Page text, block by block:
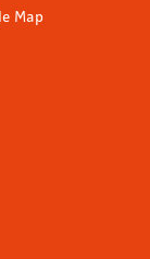
Map